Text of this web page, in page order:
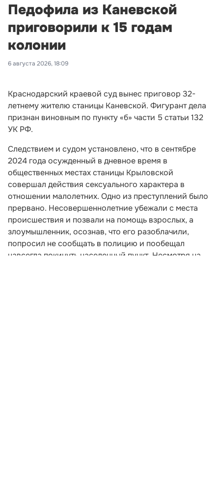
Педофила из Каневской
приговорили к 15 годам
колонии
6 августа 2026, 18:09
Краснодарский краевой суд вынес приговор 32-
летнему жителю станицы Каневской. Фигурант дела
признан виновным по пункту «б» части 5 статьи 132
УК РФ.
Следствием и судом установлено, что в сентябре
2024 года осужденный в дневное время в
общественных местах станицы Крыловской
совершал действия сексуального характера в
отношении малолетних. Одно из преступлений было
прервано. Несовершеннолетние убежали с места
происшествия и позвали на помощь взрослых, а
злоумышленник, осознав, что его разоблачили,
попросил не сообщать в полицию и пообещал
навсегда покинуть населенный пункт. Несмотря на